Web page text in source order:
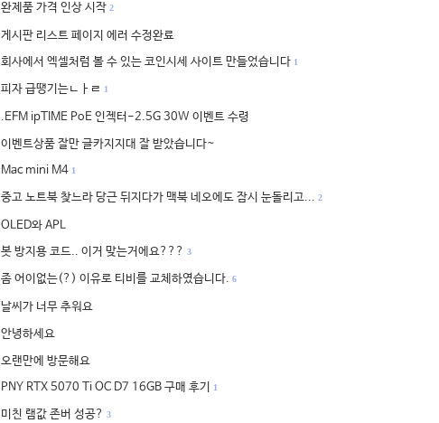
완제품 가격 인상 시작 2
게시판 리스트 페이지 에러 수정완료
회사에서 엑셀처럼 볼 수 있는 코인시세 사이트 만들었습니다 1
피자 급땡기는ㄴㅏㄹ 1
.EFM ipTIME PoE 인젝터-2.5G 30W 이벤트 수령
이벤트상품 잘만 글카지지대 잘 받았습니다~
Mac mini M4 1
중고 노트북 찾느라 당근 뒤지다가 맥북 네오에도 잠시 눈돌리고... 2
OLED와 APL
봇 방지용 코드.. 이거 맞는거에요??? 3
좀 어이없는(?) 이유로 티비를 교체하였습니다. 6
날씨가 너무 추워요
안녕하세요
오랜만에 방문해요
PNY RTX 5070 Ti OC D7 16GB 구매 후기 1
미친 램값 존버 성공? 3